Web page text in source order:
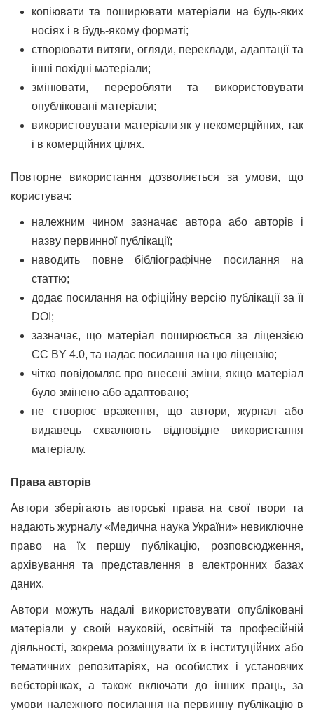
копіювати та поширювати матеріали на будь-яких
носіях і в будь-якому форматі;
створювати витяги, огляди, переклади, адаптації та
інші похідні матеріали;
змінювати, переробляти та використовувати
опубліковані матеріали;
використовувати матеріали як у некомерційних, так
і в комерційних цілях.
Повторне використання дозволяється за умови, що
користувач:
належним чином зазначає автора або авторів і
назву первинної публікації;
наводить повне бібліографічне посилання на
статтю;
додає посилання на офіційну версію публікації за її
DOI;
зазначає, що матеріал поширюється за ліцензією
CC BY 4.0, та надає посилання на цю ліцензію;
чітко повідомляє про внесені зміни, якщо матеріал
було змінено або адаптовано;
не створює враження, що автори, журнал або
видавець схвалюють відповідне використання
матеріалу.
Права авторів
Автори зберігають авторські права на свої твори та
надають журналу «Медична наука України» невиключне
право на їх першу публікацію, розповсюдження,
архівування та представлення в електронних базах
даних.
Автори можуть надалі використовувати опубліковані
матеріали у своїй науковій, освітній та професійній
діяльності, зокрема розміщувати їх в інституційних або
тематичних репозитаріях, на особистих і установчих
вебсторінках, а також включати до інших праць, за
умови належного посилання на первинну публікацію в